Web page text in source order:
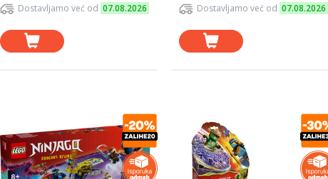
Dostavljamo već od 07.08.2026
Dostavljamo već od 07.08.2026